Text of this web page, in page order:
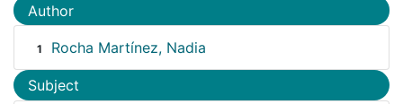
Author
1 Rocha Martínez, Nadia
Subject